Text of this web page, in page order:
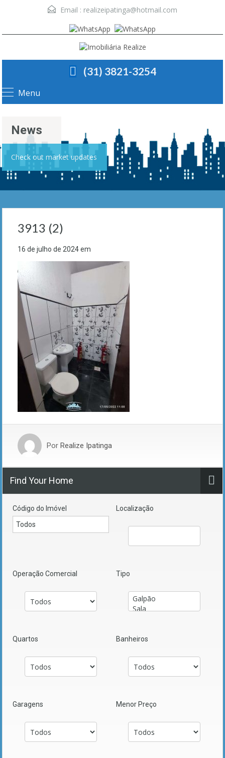
Email : realizeipatinga@hotmail.com
(31) 3821-3254
Menu
News
Check out market updates
3913 (2)
16 de julho de 2024em
Por Realize Ipatinga
Find Your Home
Código do Imóvel Localização
Operação Comercial Tipo
Quartos Banheiros
Garagens Menor Preço